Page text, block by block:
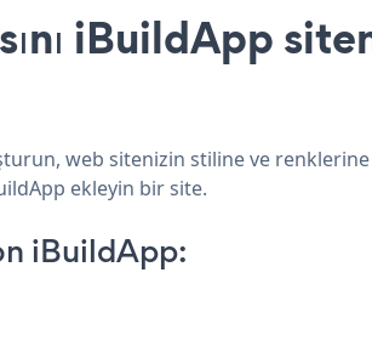
iBuildApp
web sitenizin stiline ve
ekleyin bir site.
iBuildApp: